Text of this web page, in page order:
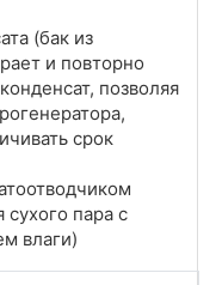
(бак из
и повторно
позволяя
срок
пара с
влаги)